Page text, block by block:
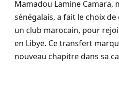
Mamadou Lamine Camara,
sénégalais, a fait le choix
un club marocain, pour
en Libye. Ce transfert
nouveau chapitre dans sa